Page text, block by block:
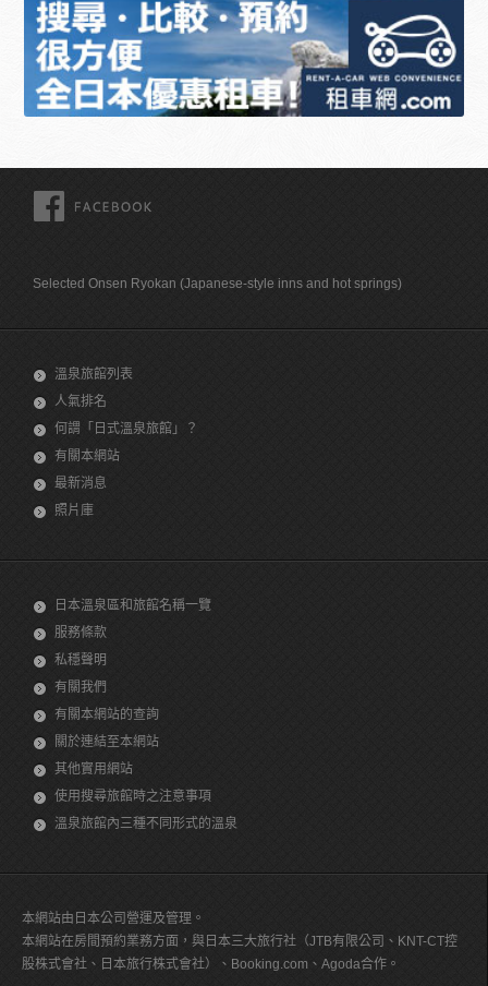
Selected Onsen Ryokan (Japanese-style inns and hot springs)
溫泉旅館列表
人氣排名
何謂「日式溫泉旅館」？
有關本網站
最新消息
照片庫
日本溫泉區和旅館名稱一覽
服務條款
私穩聲明
有關我們
有關本網站的查詢
關於連結至本網站
其他實用網站
使用搜尋旅館時之注意事項
溫泉旅館內三種不同形式的溫泉
本網站由日本公司營運及管理。
本網站在房間預約業務方面，與日本三大旅行社（JTB有限公司、KNT-CT控
股株式會社、日本旅行株式會社）、Booking.com、Agoda合作。